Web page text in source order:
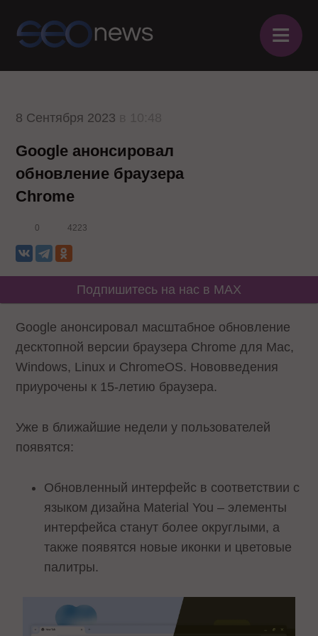
≡
8 Сентября 2023
Google анонсировал
обновление браузера
Chrome
0 4223
Подпишитесь на нас в MAX
Google анонсировал масштабное обновление
десктопной версии браузера Chrome для Mac,
Windows, Linux и ChromeOS. Нововведения
приурочены к 15-летию браузера.
Уже в ближайшие недели у пользователей
появятся:
Обновленный интерфейс в соответствии с
языком дизайна Material You – элементы
интерфейса станут более округлыми, а
также появятся новые иконки и цветовые
палитры.